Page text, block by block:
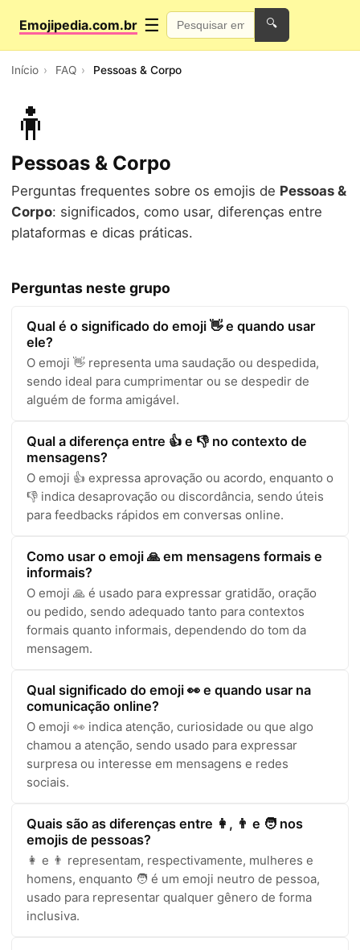
Emojipedia.com.br ☰ 🔍
Início FAQ Pessoas & Corpo
🧍
Pessoas & Corpo
Perguntas frequentes sobre os emojis de Pessoas &
Corpo: significados, como usar, diferenças entre
plataformas e dicas práticas.
Perguntas neste grupo
Qual é o significado do emoji 👋 e quando usar
ele?
O emoji 👋 representa uma saudação ou despedida,
sendo ideal para cumprimentar ou se despedir de
alguém de forma amigável.
Qual a diferença entre 👍 e 👎 no contexto de
mensagens?
O emoji 👍 expressa aprovação ou acordo, enquanto o
👎 indica desaprovação ou discordância, sendo úteis
para feedbacks rápidos em conversas online.
Como usar o emoji 🙏 em mensagens formais e
informais?
O emoji 🙏 é usado para expressar gratidão, oração
ou pedido, sendo adequado tanto para contextos
formais quanto informais, dependendo do tom da
mensagem.
Qual significado do emoji 👀 e quando usar na
comunicação online?
O emoji 👀 indica atenção, curiosidade ou que algo
chamou a atenção, sendo usado para expressar
surpresa ou interesse em mensagens e redes
sociais.
Quais são as diferenças entre 👩, 👨 e 🧑 nos
emojis de pessoas?
👩 e 👨 representam, respectivamente, mulheres e
homens, enquanto 🧑 é um emoji neutro de pessoa,
usado para representar qualquer gênero de forma
inclusiva.